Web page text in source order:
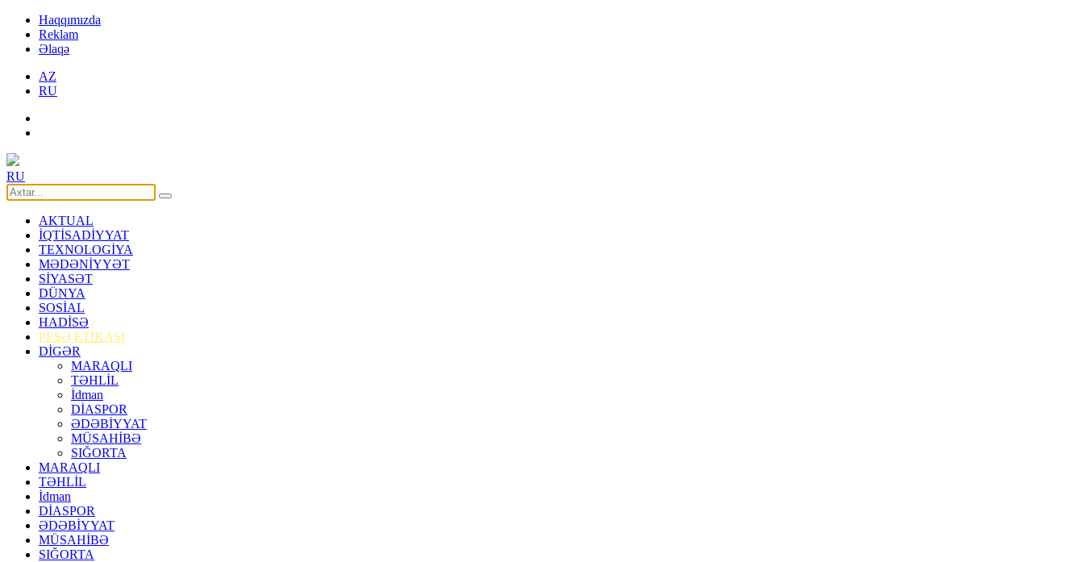
Haqqımızda
Reklam
Əlaqə
AZ
RU
RU
AKTUAL
İQTİSADİYYAT
TEXNOLOGİYA
MƏDƏNİYYƏT
SİYASƏT
DÜNYA
SOSİAL
HADİSƏ
PEŞƏ ETİKASI
DİGƏR
MARAQLI
TƏHLİL
İdman
DİASPOR
ƏDƏBİYYAT
MÜSAHİBƏ
SIĞORTA
MARAQLI
TƏHLİL
İdman
DİASPOR
ƏDƏBİYYAT
MÜSAHİBƏ
SIĞORTA